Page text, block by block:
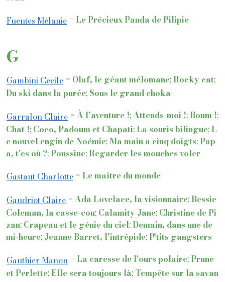
Fuentes Mélanie = Le Précieux Panda de Pilipie
G
Gambini Cecile = Olaf, le géant mélomane;Rocky cat;
Du ski dans la purée; Sous le grand choka
Garralon Claire = À l’aventure !;Attends-moi !;Boum !;
Chat !; Coco, Padoum et Chapati;La souris bilingue;L
e nouvel engin de Noémie; Ma main a cinq doigts;Pap
a, t'es où ?;Poussine;Regarder les mouches voler
Gastaut Charlotte = Le maître du monde
Gaudriot Claire = Ada Lovelace, la visionnaire;Bessie
Coleman, la casse-cou; Calamity Jane; Christine de Pi
zan; Crapeau et le génie du ciel;Demain, dans une de
mi-heure; Jeanne Barret, l’intrépide;P’tits gangsters
Gauthier Manon = La caresse de l'ours polaire;Prune
et Perlette;Elle sera toujours là; Tempête sur la savan